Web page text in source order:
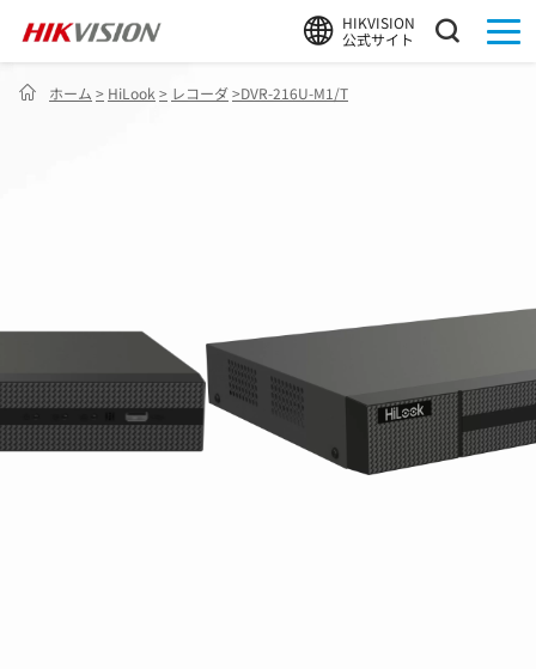
HIKVISION
公式サイト
ホーム > HiLook > レコーダ>DVR-216U-M1/T